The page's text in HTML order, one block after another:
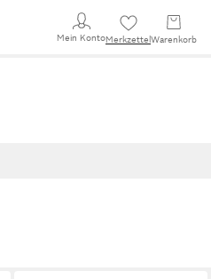
Mein KontoMerkzettel Warenkorb